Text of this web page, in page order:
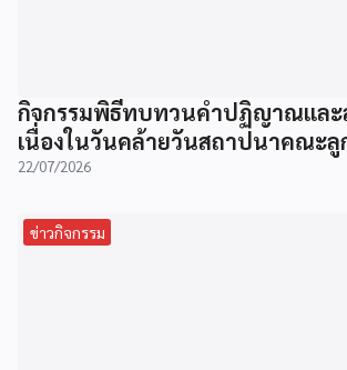
กิจกรรมพิธีทบทวนคำปฏิญาณและ
เนื่องในวันคล้ายวันสถาปนาคณะลู
22/07/2026
ข่าวกิจกรรม